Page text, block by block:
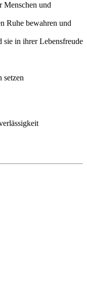
Menschen und
Ruhe bewahren und
sie in ihrer Lebensfreude
setzen